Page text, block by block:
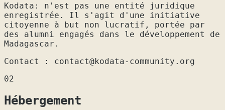
Kodata: n'est pas une entité juridique
enregistrée. Il s'agit d'une initiative
citoyenne à but non lucratif, portée par
des alumni engagés dans le développement de
Madagascar.
Contact : contact@kodata-community.org
02
Hébergement